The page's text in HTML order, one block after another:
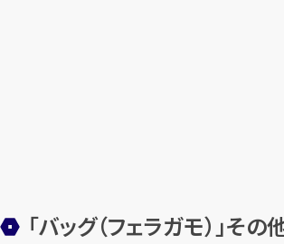
「バッグ（フェラガモ）」そ